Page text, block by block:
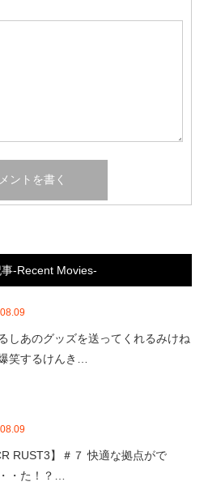
-Recent Movies-
しあのグッズを送ってくれるみけね
笑するけんき…
RUST3】＃７ 快適な拠点がで
・た！？…